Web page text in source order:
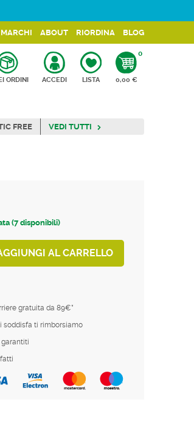
MARCHI ABOUT RIORDINA BLOG
ORDINI ACCEDI LISTA CARRELLO
0
0,00 €
FREE VEDI TUTTI
(7 disponibili)
AL CARRELLO
gratuita da 89€*
soddisfa ti rimborsiamo